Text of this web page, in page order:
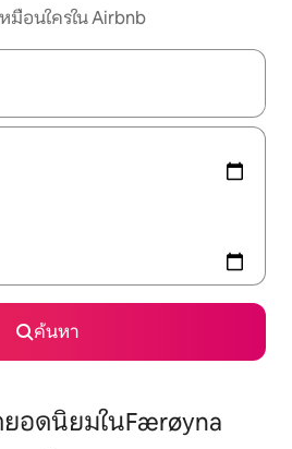
อนใครใน Airbnb
สัมผัสหรือปัด เพื่อสำรวจผลการค้นหา
ค้นหา
อดนิยมในFærøyna